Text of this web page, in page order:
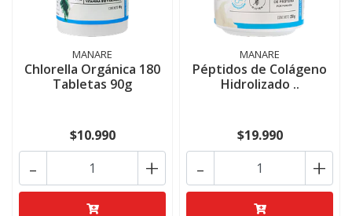
MANARE
Chlorella Orgánica 180
Tabletas 90g
$10.990
+
-
MANARE
Péptidos de Colágeno
Hidrolizado ..
$19.990
+
-